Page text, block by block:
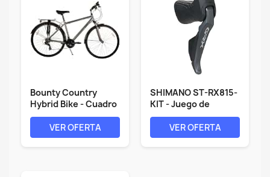
Bounty Country
Hybrid Bike - Cuadro
de aleación...
VER OFERTA
SHIMANO ST-RX815-
KIT - Juego de
Frenos de Disco...
VER OFERTA